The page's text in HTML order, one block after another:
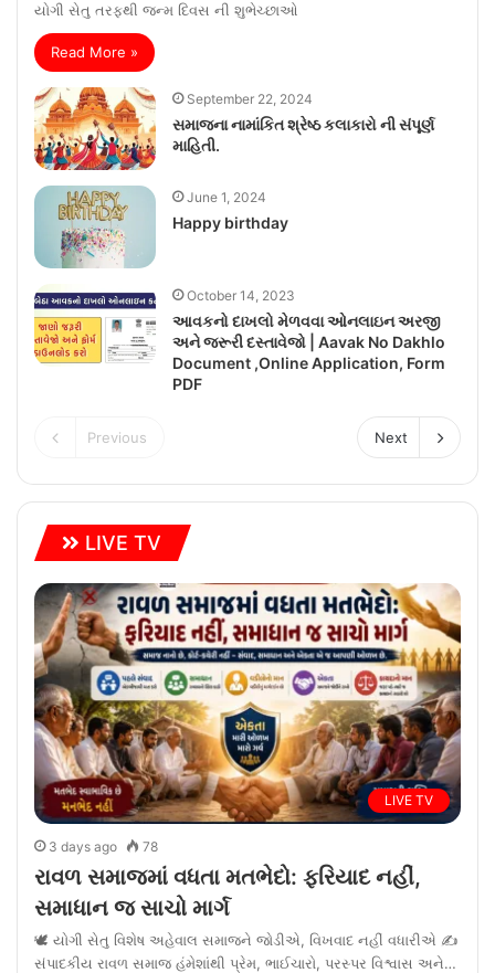
યોગી સેતુ તરફથી જ્ન્મ દિવસ ની શુભેચ્છાઓ
Read More »
September 22, 2024
સમાજના નામાંકિત શ્રેષ્ઠ કલાકારો ની સંપૂર્ણ
માહિતી.
June 1, 2024
Happy birthday
October 14, 2023
આવકનો દાખલો મેળવવા ઓનલાઇન અરજી
અને જરૂરી દસ્તાવેજો | Aavak No Dakhlo
Document ,Online Application, Form
PDF
Previous Next
LIVE TV
LIVE TV
3 days ago 78
રાવળ સમાજમાં વધતા મતભેદો: ફરિયાદ નહીં,
સમાધાન જ સાચો માર્ગ
🕊️ યોગી સેતુ વિશેષ અહેવાલ સમાજને જોડીએ, વિખવાદ નહીં વધારીએ ✍️
સંપાદકીય રાવળ સમાજ હંમેશાંથી પ્રેમ, ભાઈચારો, પરસ્પર વિશ્વાસ અને…